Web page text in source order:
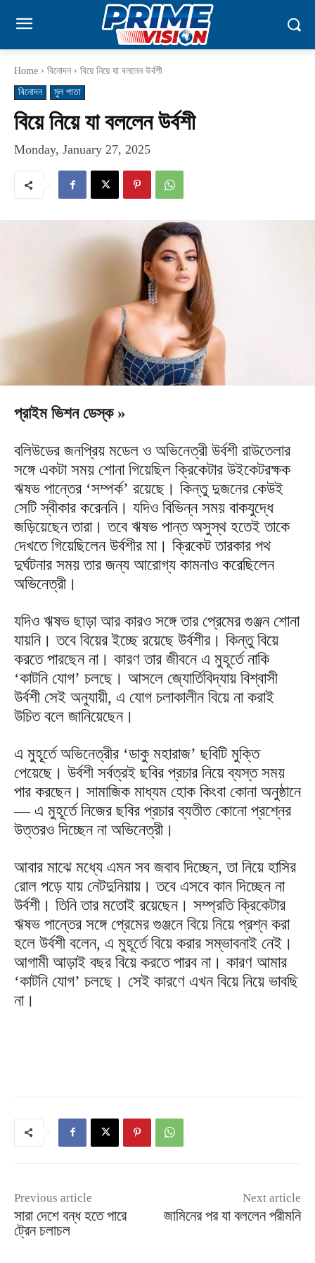
Home বিনোদন
বিয়ে নিয়ে যা বললেন উর্বশী
বিনোদন
মুল পাতা
বিয়ে নিয়ে যা বললেন উর্বশী
Monday, January 27, 2025
প্রাইম ভিশন ডেস্ক »
বলিউডের জনপ্রিয় মডেল ও অভিনেত্রী উর্বশী রাউতেলার
সঙ্গে একটা সময় শোনা গিয়েছিল ক্রিকেটার উইকেটরক্ষক
ঋষভ পান্তের ‘সম্পর্ক’ রয়েছে। কিন্তু দুজনের কেউই
সেটি স্বীকার করেননি। যদিও বিভিন্ন সময় বাকযুদ্ধে
জড়িয়েছেন তারা। তবে ঋষভ পান্ত অসুস্থ হতেই তাকে
দেখতে গিয়েছিলেন উর্বশীর মা। ক্রিকেট তারকার পথ
দুর্ঘটনার সময় তার জন্য আরোগ্য কামনাও করেছিলেন
অভিনেত্রী।
যদিও ঋষভ ছাড়া আর কারও সঙ্গে তার প্রেমের গুঞ্জন শোনা
যায়নি। তবে বিয়ের ইচ্ছে রয়েছে উর্বশীর। কিন্তু বিয়ে
করতে পারছেন না। কারণ তার জীবনে এ মুহূর্তে নাকি
‘কাটনি যোগ’ চলছে। আসলে জ্যোর্তিবিদ্যায় বিশ্বাসী
উর্বশী সেই অনুযায়ী, এ যোগ চলাকালীন বিয়ে না করাই
উচিত বলে জানিয়েছেন।
এ মুহূর্তে অভিনেত্রীর ‘ডাকু মহারাজ’ ছবিটি মুক্তি
পেয়েছে। উর্বশী সর্বত্রই ছবির প্রচার নিয়ে ব্যস্ত সময়
পার করছেন। সামাজিক মাধ্যম হোক কিংবা কোনা অনুষ্ঠানে
— এ মুহূর্তে নিজের ছবির প্রচার ব্যতীত কোনো প্রশ্নের
উত্তরও দিচ্ছেন না অভিনেত্রী।
আবার মাঝে মধ্যে এমন সব জবাব দিচ্ছেন, তা নিয়ে হাসির
রোল পড়ে যায় নেটদুনিয়ায়। তবে এসবে কান দিচ্ছেন না
উর্বশী। তিনি তার মতোই রয়েছেন। সম্প্রতি ক্রিকেটার
ঋষভ পান্তের সঙ্গে প্রেমের গুঞ্জনে বিয়ে নিয়ে প্রশ্ন করা
হলে উর্বশী বলেন, এ মুহূর্তে বিয়ে করার সম্ভাবনাই নেই।
আগামী আড়াই বছর বিয়ে করতে পারব না। কারণ আমার
‘কাটনি যোগ’ চলছে। সেই কারণে এখন বিয়ে নিয়ে ভাবছি
না।
Previous article
সারা দেশে বন্ধ হতে পারে
ট্রেন চলাচল
Next article
জামিনের পর যা বললেন পরীমনি